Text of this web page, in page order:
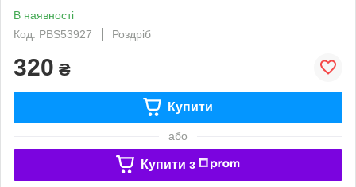
В наявності
Код: PBS53927
Роздріб
320 ₴
Купити
або
Купити з